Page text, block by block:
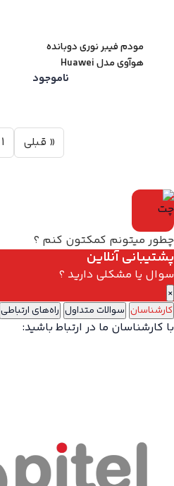
مودم فیبر نوری دوبانده
هوآوی مدل Huawei
ناموجود
« قبلی 1
چطور میتونم کمکتون کنم ؟
پشتیبانی آنلاین
سوال یا مشکلی دارید ؟
×
کارشناسان سوالات متداول راه‌های ارتباطی
با کارشناسان ما در ارتباط باشید: